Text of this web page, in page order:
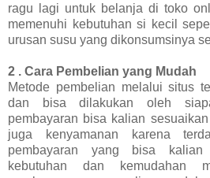
ragu lagi untuk belanja di toko
memenuhi kebutuhan si kecil
urusan susu yang dikonsumsinya
2 . Cara Pembelian yang Mudah
Metode pembelian melalui situs
dan bisa dilakukan oleh
pembayaran bisa kalian
juga kenyamanan karena
pembayaran yang bisa
kebutuhan dan kemudahan